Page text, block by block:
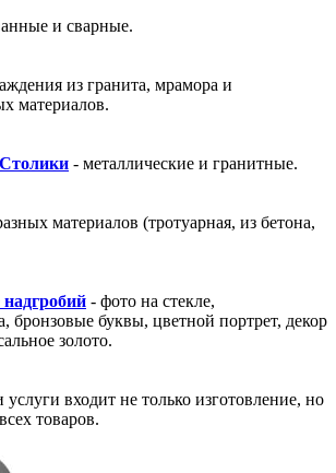
и сварные.
из гранита, мрамора и
материалов.
Столики - металлические и гранитные.
материалов (тротуарная, из бетона,
- фото на стекле,
бронзовые буквы, цветной портрет, декор
золото.
входит не только изготовление, но
всех товаров.